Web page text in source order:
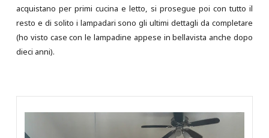
acquistano per primi cucina e letto, si prosegue poi con tutto il
resto e di solito i lampadari sono gli ultimi dettagli da completare
(ho visto case con le lampadine appese in bellavista anche dopo
dieci anni).